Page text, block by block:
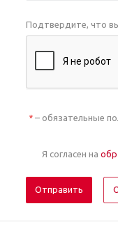
Подтвердите, что
*– обязательные
Я согласен на